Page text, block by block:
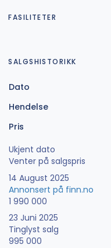
FASILITETER
SALGSHISTORIKK
Dato
Hendelse
Pris
Ukjent dato
Venter på salgspris
14 August 2025
Annonsert på finn.no
1 990 000
23 Juni 2025
Tinglyst salg
995 000